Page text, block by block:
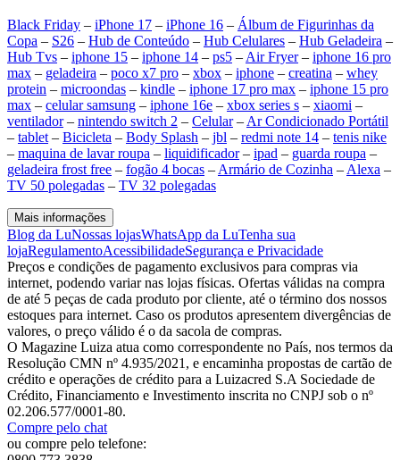
Black Friday – iPhone 17 – iPhone 16 – Álbum de Figurinhas da
Copa – S26 – Hub de Conteúdo – Hub Celulares – Hub Geladeira –
Hub Tvs – iphone 15 – iphone 14 – ps5 – Air Fryer– iphone 16 pro
max – geladeira – poco x7 pro – xbox – iphone – creatina – whey
protein – microondas – kindle – iphone 17 pro max – iphone 15 pro
max – celular samsung – iphone 16e – xbox series s – xiaomi –
ventilador– nintendo switch 2 – Celular– Ar Condicionado Portátil
– tablet – Bicicleta – Body Splash – jbl – redmi note 14 – tenis nike
– maquina de lavar roupa – liquidificador– ipad – guarda roupa –
geladeira frost free – fogão 4 bocas – Armário de Cozinha – Alexa –
TV 50 polegadas – TV 32 polegadas
Mais informações
Blog da LuNossas lojasWhatsApp da LuTenha sua
lojaRegulamentoAcessibilidadeSegurança e Privacidade
Preços e condições de pagamento exclusivos para compras via
internet, podendo variar nas lojas físicas. Ofertas válidas na compra
de até 5 peças de cada produto por cliente, até o término dos nossos
estoques para internet. Caso os produtos apresentem divergências de
valores, o preço válido é o da sacola de compras.
O Magazine Luiza atua como correspondente no País, nos termos da
Resolução CMN nº 4.935/2021, e encaminha propostas de cartão de
crédito e operações de crédito para a Luizacred S.A Sociedade de
Crédito, Financiamento e Investimento inscrita no CNPJ sob o nº
02.206.577/0001-80.
Compre pelo chat
ou compre pelo telefone: